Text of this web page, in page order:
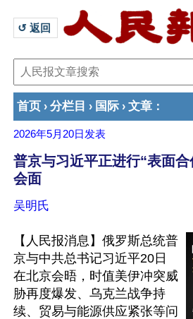
↺ 返回
首页 › 分栏目 › 国际 › 文章 ：
2026年5月20日 发表
普京与习近平正进行“表面
会面
吴明氏
【人民报消息】俄罗斯总统普
京与中共总书记习近平20日
在北京会晤，时值美伊冲突威
胁再度爆发、乌克兰战争持
续、贸易与能源供应紧张等问